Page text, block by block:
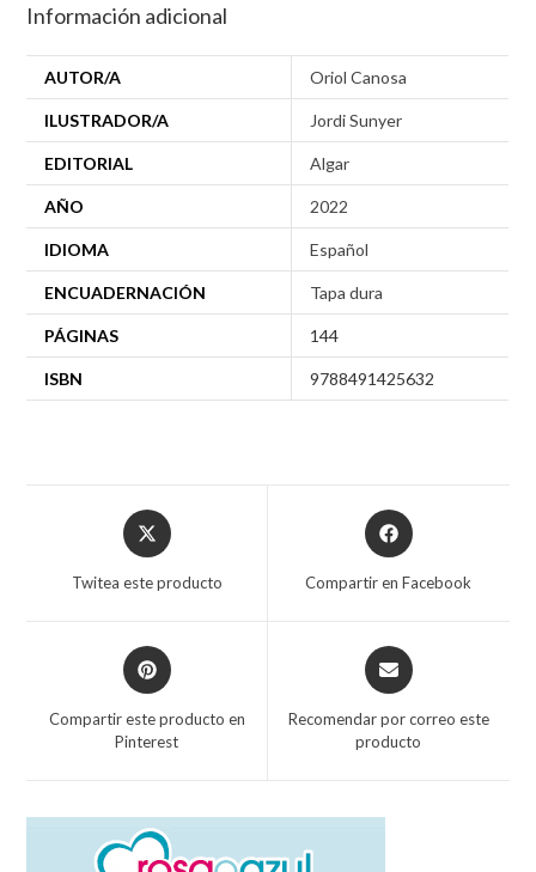
Información adicional
AUTOR/A Oriol Canosa
ILUSTRADOR/A Jordi Sunyer
EDITORIAL Algar
AÑO 2022
IDIOMA Español
ENCUADERNACIÓN Tapa dura
PÁGINAS 144
ISBN 9788491425632
Twitea este producto Compartir en Facebook
Compartir este producto en
Pinterest
Recomendar por correo este
producto